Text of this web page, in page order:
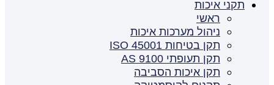
תקני איכות
ראשי
ניהול מערכות איכות
תקן בטיחות ISO 45001
תקן תעופתי AS 9100
תקן איכות הסביבה